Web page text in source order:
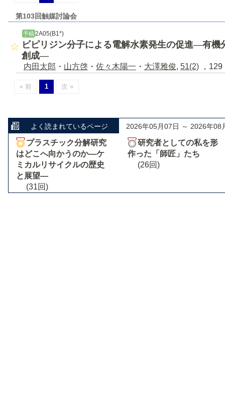
第103回触媒討論会
予稿 2A05(B1*)
ビピリジン分子による電解水素発生の促進―有機
創成―
内田太郎 ・ 山方啓 ・ 佐々木陽一 ・ 大澤雅俊, 51(2) ，
« 前 1 次 »
よく読まれているページ 2026年05月07日 ～ 2026年08
プラスチック分解研究
はどこへ向かうのか―ケ
ミカルリサイクルの歴史
と展望―
(31回)
研究者としての私を形
作った「師匠」たち
(26回)